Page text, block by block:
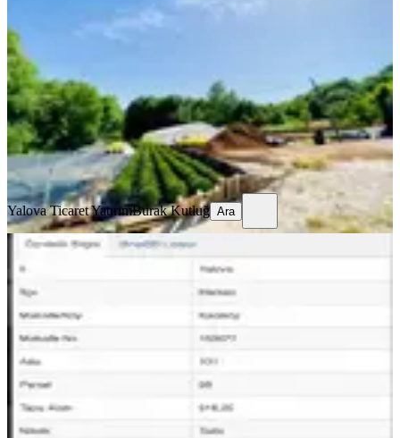
Merkez, Kirazlı Köyü
21.500.000 ₺
Yalova Ticaret YatırımBurak Kutluğ
Ara
Yalova Ticaret YatırımBurak Kutluğ Ara
Yalova Kadıköy De Doğanın İçinde
Değerli Bir Yatırım Fırsatı
Merkez, Merkez Mahallesi
6.536/m²·11.07.2026
ÇİÇEK YATIRIM